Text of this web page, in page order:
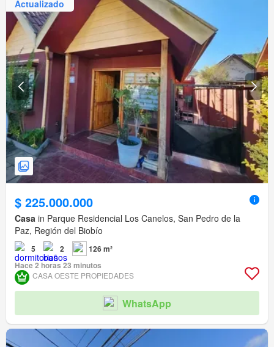
Actualizado
$ 225.000.000
Casa in Parque Residencial Los Canelos, San Pedro de la
Paz, Región del Biobío
5 2
126 m²
Hace 2 horas 23 minutos
CASA OESTE PROPIEDADES
WhatsApp